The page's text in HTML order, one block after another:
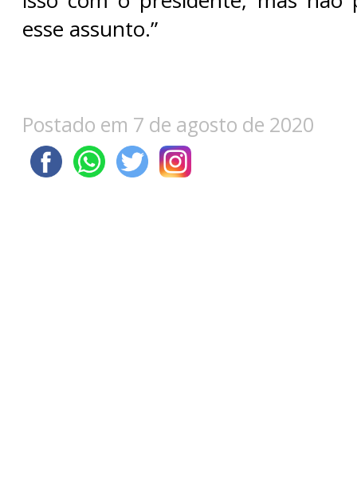
esse assunto.”
Postado em 7 de agosto de 2020